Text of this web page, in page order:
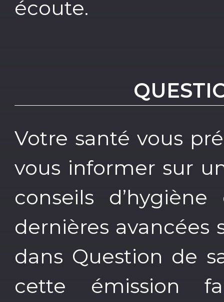
écoute.
Votre santé vous
vous informer sur
conseils
dernières avancées
dans Question de
cette émission